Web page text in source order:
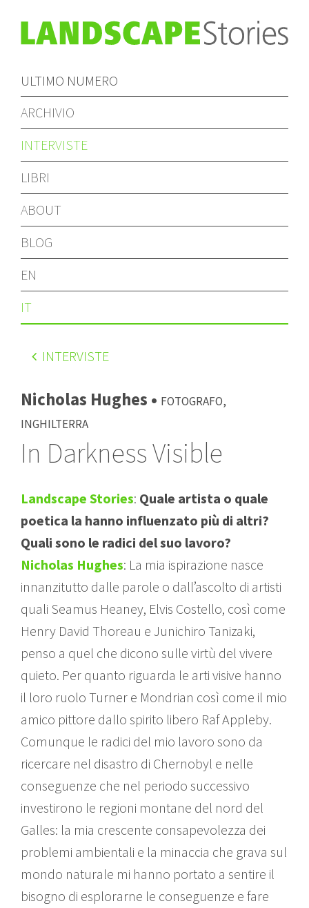
ULTIMO NUMERO
ARCHIVIO
INTERVISTE
LIBRI
ABOUT
BLOG
EN
IT
INTERVISTE
Nicholas Hughes • Fotografo,
Inghilterra
In Darkness Visible
Landscape Stories: Quale artista o quale
poetica la hanno influenzato più di altri?
Quali sono le radici del suo lavoro?
Nicholas Hughes: La mia ispirazione nasce
innanzitutto dalle parole o dall’ascolto di artisti
quali Seamus Heaney, Elvis Costello, così come
Henry David Thoreau e Junichiro Tanizaki,
penso a quel che dicono sulle virtù del vivere
quieto. Per quanto riguarda le arti visive hanno
il loro ruolo Turner e Mondrian così come il mio
amico pittore dallo spirito libero Raf Appleby.
Comunque le radici del mio lavoro sono da
ricercare nel disastro di Chernobyl e nelle
conseguenze che nel periodo successivo
investirono le regioni montane del nord del
Galles: la mia crescente consapevolezza dei
problemi ambientali e la minaccia che grava sul
mondo naturale mi hanno portato a sentire il
bisogno di esplorarne le conseguenze e fare